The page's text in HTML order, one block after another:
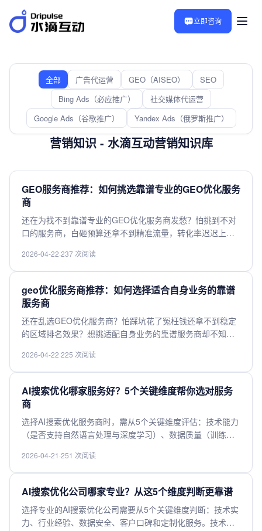
立即咨询
全部 广告代运营 GEO（AISEO）
SEO
Bing Ads（必应推广）
社交媒体代运营
Google Ads（谷歌推广）
Yandex Ads（俄罗斯推广）
营销知识 - 水滴互动营销知识库
GEO服务商推荐：如何挑选靠谱专业的GEO优化服务
商
还在为找不到靠谱专业的GEO优化服务商发愁？怕挑到不对
口的服务商，白砸预算还拿不到精准流量，转化率迟迟上不
配、效果保障等多个核心维度，教你快速筛选出适配自身需
求的靠谱GEO优化服务商，帮你避坑省钱，轻松拿到精准流
量提升业务转化，快来参考。
2026-04-22·237 次阅读
geo优化服务商推荐：如何选择适合自身业务的靠谱
服务商
还在乱选GEO优化服务商？怕踩坑花了冤枉钱还拿不到稳定
的区域排名效果？想挑适配自身业务的靠谱服务商却不知道
准，从案例效果、收费模式、业务适配性帮你梳理筛选逻
辑，不管做外贸区域流量还是本地生意拓客，都能帮你选到
高性价比靠谱服务商，快来参考。
2026-04-22·225 次阅读
AI搜索优化哪家服务好？5个关键维度帮你选对服务
商
选择AI搜索优化服务商时，需从5个关键维度评估：技术能力
（是否支持自然语言处理与深度学习）、数据质量（训练数
调整算法）、性价比（费用与效果是否匹配）以及售后服务
（是否提供持续优化支持）。头部服务商如Google AI、微软
Azure在技术积累上占优，而专注垂直领域的中小服务商可能
更灵活。建议优先试用demo，结合自身业务需求（如电商、
医疗等）对比响应速度与结果准确率，再选择长期合作伙
伴。
2026-04-21 ·251 次阅读
AI搜索优化公司哪家专业？从这5个维度判断更靠谱
选择专业的AI搜索优化公司需要从5个关键维度判断：技术实
力、行业经验、数据安全、客户口碑和定制化服务。技术实